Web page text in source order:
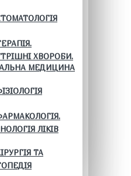
ХВОРОБИ.
МЕДИЦИНА
ЛІКІВ
ТА